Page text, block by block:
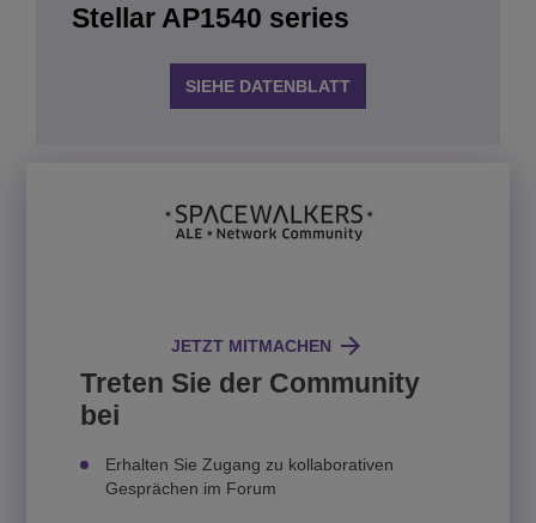
Stellar AP1540 series
SIEHE DATENBLATT
JETZT MITMACHEN
Treten Sie der Community
bei
Erhalten Sie Zugang zu kollaborativen
Gesprächen im Forum